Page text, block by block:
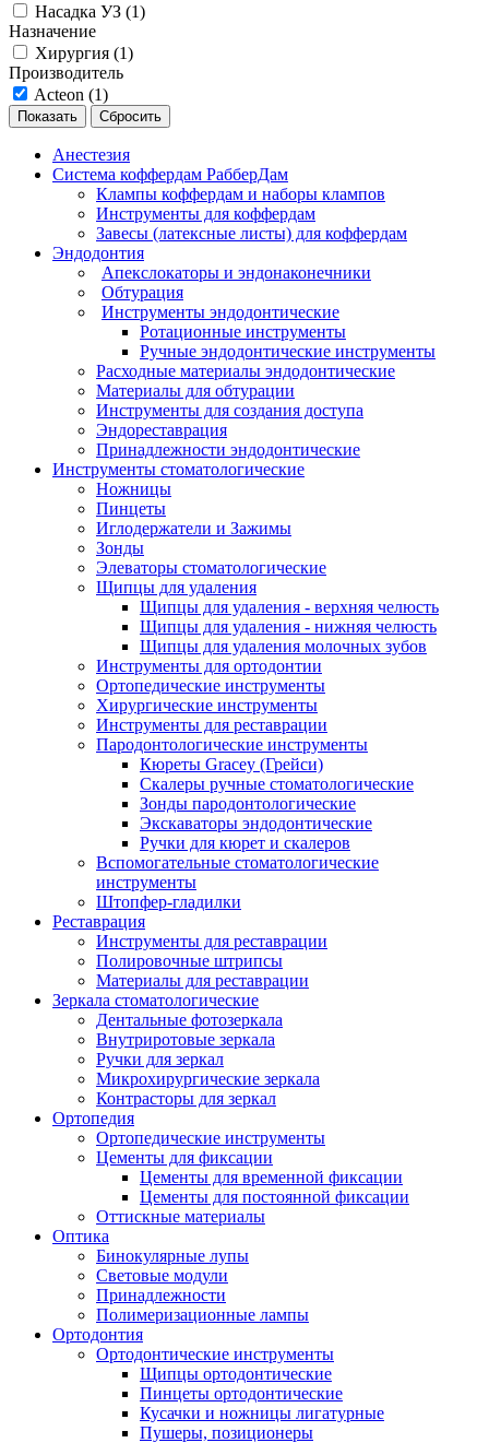
Насадка УЗ (1)
Назначение
Хирургия (1)
Производитель
Acteon (1)
Сбросить
Анестезия
Система коффердам РабберДам
Клампы коффердам и наборы клампов
Инструменты для коффердам
Завесы (латексные листы) для коффердам
Эндодонтия
Апекслокаторы и эндонаконечники
Обтурация
Инструменты эндодонтические
Ротационные инструменты
Ручные эндодонтические инструменты
Расходные материалы эндодонтические
Материалы для обтурации
Инструменты для создания доступа
Эндореставрация
Принадлежности эндодонтические
Инструменты стоматологические
Ножницы
Пинцеты
Иглодержатели и Зажимы
Зонды
Элеваторы стоматологические
Щипцы для удаления
Щипцы для удаления - верхняя челюсть
Щипцы для удаления - нижняя челюсть
Щипцы для удаления молочных зубов
Инструменты для ортодонтии
Ортопедические инструменты
Хирургические инструменты
Инструменты для реставрации
Пародонтологические инструменты
Кюреты Gracey (Грейси)
Скалеры ручные стоматологические
Зонды пародонтологические
Экскаваторы эндодонтические
Ручки для кюрет и скалеров
Вспомогательные стоматологические
инструменты
Штопфер-гладилки
Реставрация
Инструменты для реставрации
Полировочные штрипсы
Материалы для реставрации
Зеркала стоматологические
Дентальные фотозеркала
Внутриротовые зеркала
Ручки для зеркал
Микрохирургические зеркала
Контрасторы для зеркал
Ортопедия
Ортопедические инструменты
Цементы для фиксации
Цементы для временной фиксации
Цементы для постоянной фиксации
Оттискные материалы
Оптика
Бинокулярные лупы
Световые модули
Принадлежности
Полимеризационные лампы
Ортодонтия
Ортодонтические инструменты
Щипцы ортодонтические
Пинцеты ортодонтические
Кусачки и ножницы лигатурные
Пушеры, позиционеры